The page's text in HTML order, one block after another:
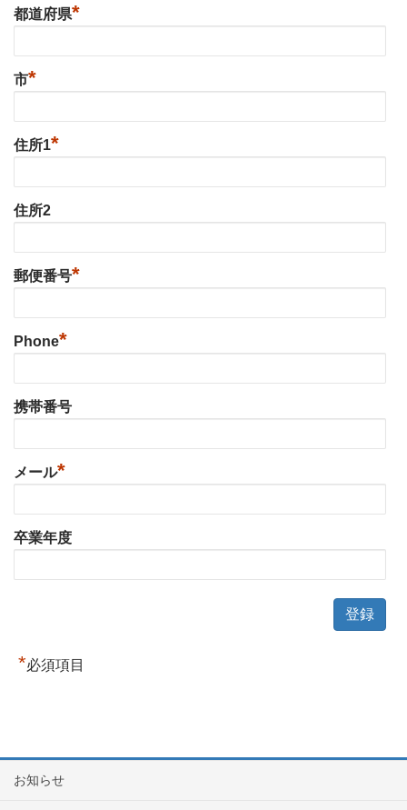
都道府県*
市*
住所1*
住所2
郵便番号*
Phone*
携帯番号
メール*
卒業年度
*必須項目
お知らせ